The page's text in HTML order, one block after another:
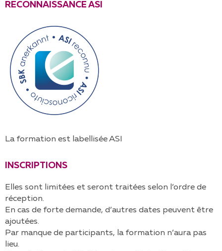
RECONNAISSANCE ASI
La formation est labellisée ASI
INSCRIPTIONS
Elles sont limitées et seront traitées selon l’ordre de
réception.
En cas de forte demande, d’autres dates peuvent être
ajoutées.
Par manque de participants, la formation n’aura pas
lieu.